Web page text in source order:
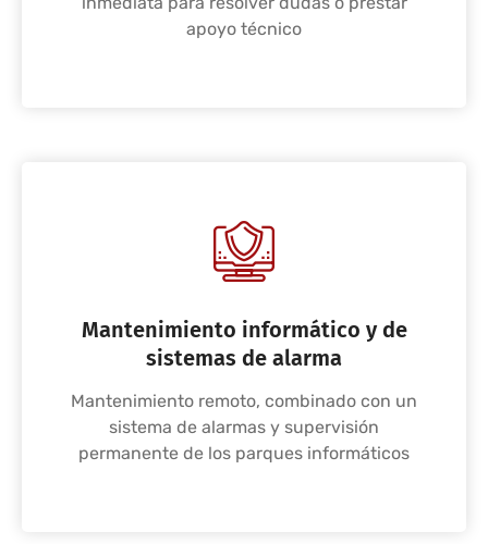
apoyo técnico
Mantenimiento informático y de
sistemas de alarma
Mantenimiento remoto, combinado con un
sistema de alarmas y supervisión
permanente de los parques informáticos